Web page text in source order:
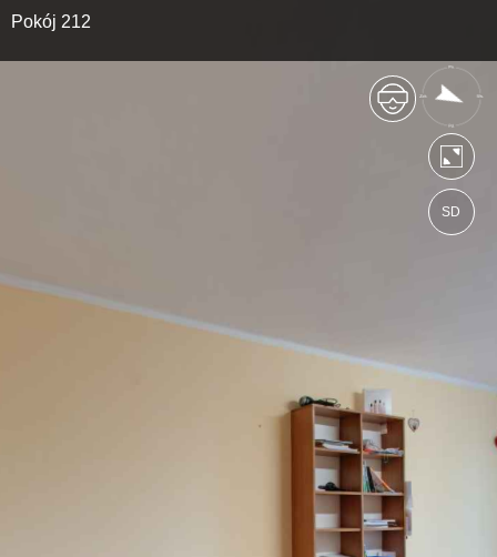
https://zsckrsejny.wkraj.pl
Mapa serwisu
Pokój 212
SD